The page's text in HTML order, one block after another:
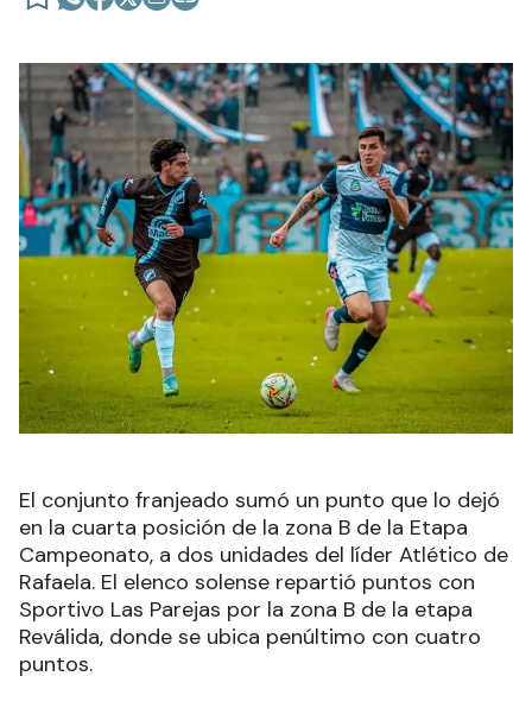
El conjunto franjeado sumó un punto que lo dejó
en la cuarta posición de la zona B de la Etapa
Campeonato, a dos unidades del líder Atlético de
Rafaela. El elenco solense repartió puntos con
Sportivo Las Parejas por la zona B de la etapa
Reválida, donde se ubica penúltimo con cuatro
puntos.